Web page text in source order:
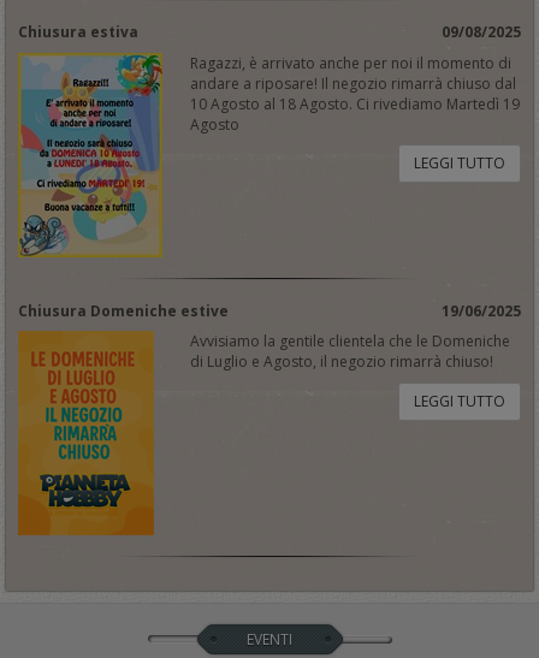
Chiusura estiva
09/08/2025
Ragazzi, è arrivato anche per noi il momento di
andare a riposare! Il negozio rimarrà chiuso dal
10 Agosto al 18 Agosto. Ci rivediamo Martedì 19
Agosto
LEGGI TUTTO
Chiusura Domeniche estive
19/06/2025
Avvisiamo la gentile clientela che le Domeniche
di Luglio e Agosto, il negozio rimarrà chiuso!
LEGGI TUTTO
EVENTI